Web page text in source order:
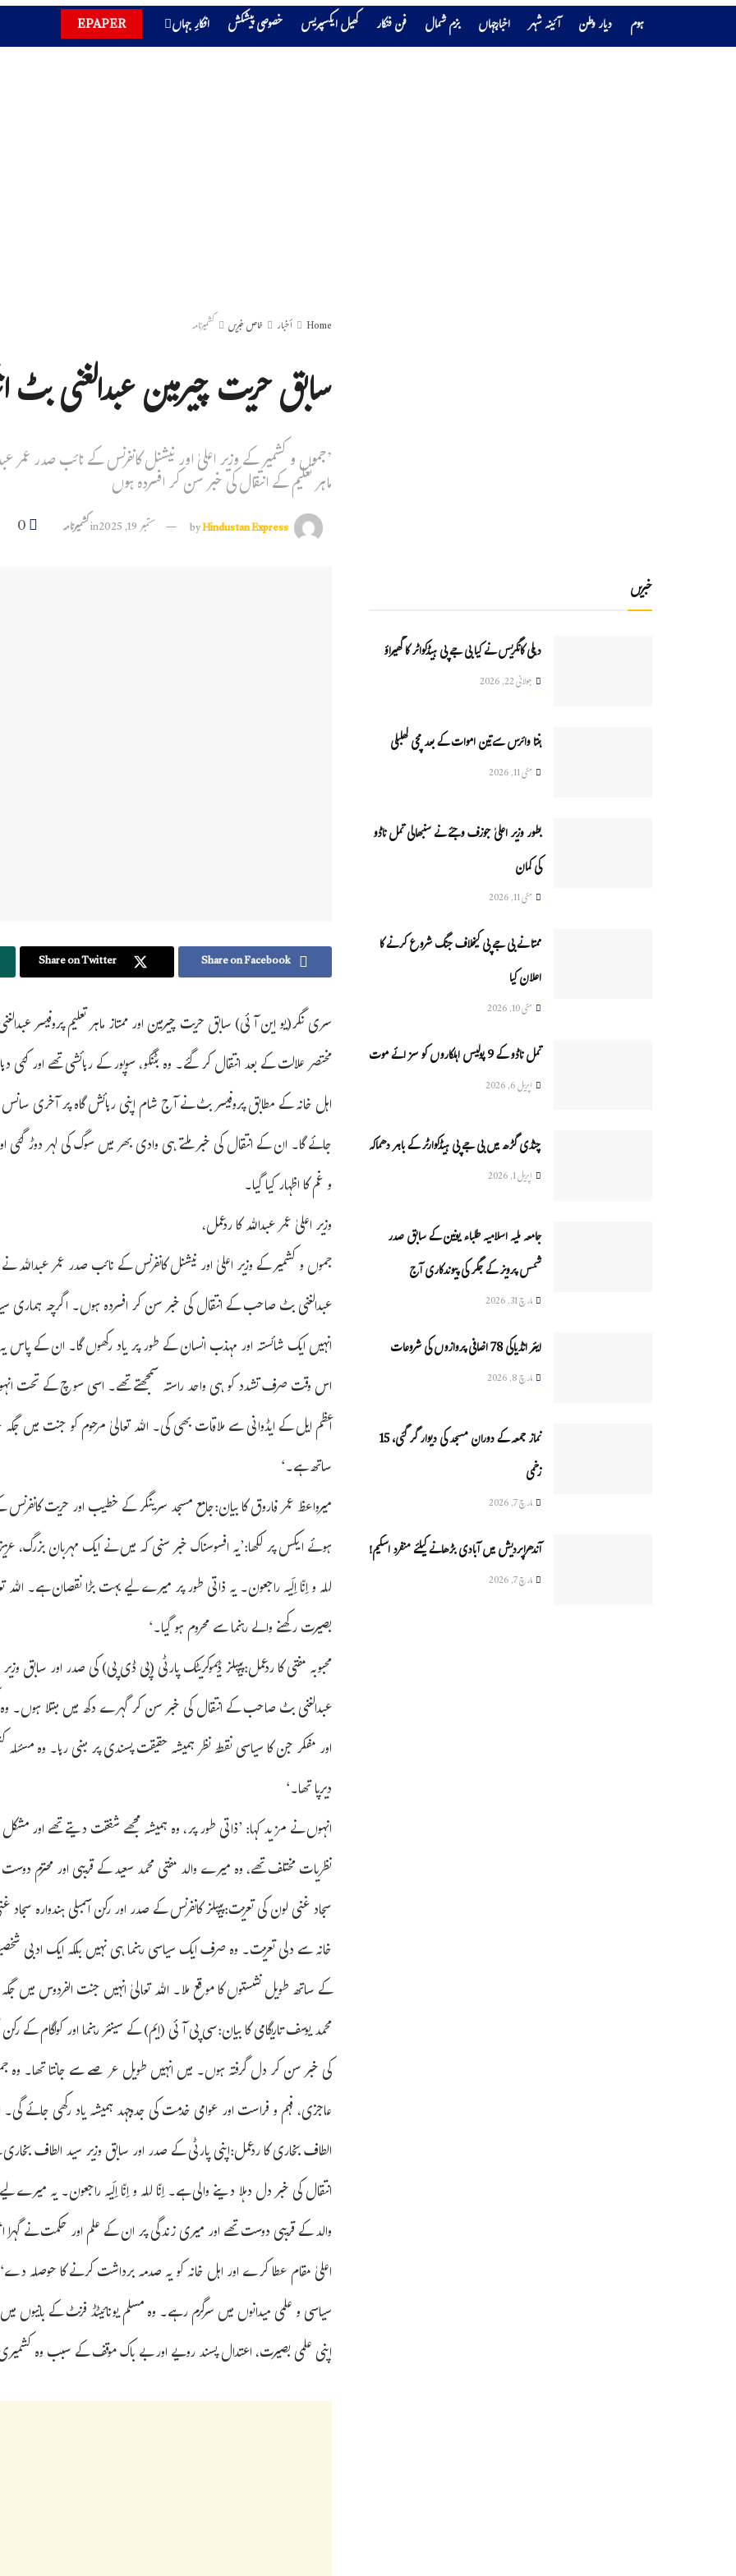
ہوم دیار وطن آئینہ شہر اخبارجہاں بزم شمال فن فنکار کھیل ایکسپریس خصوصی پیشکش افکارِ جہاں EPAPER
Home أخبار خاص خبریں کشمیرنامہ
سابق حریت چیرمین عبدالغنی بٹ
’جموں و کشمیر کے وزیر اعلیٰ اور نیشنل کانفرنس کے نائب صدر عمر
ماہر تعلیم کے انتقال کی خبر سن کر افسردہ ہوں
byHindustan Express ستمبر 19, 2025 inکشمیرنامہ
Share on Facebook
Share on Twitter
سری نگر(یو این آئی) سابق حریت چیرمین اور ممتاز ماہر تعلیم پروفیسر
مختصر علالت کے بعد انتقال کر گئے۔ وہ بٹنگو، سوپور کے رہائشی تھے اور
اہل خانہ کے مطابق پروفیسر بٹ نے آج شام اپنی رہائش گاہ پر آخری
جائے گا۔ ان کے انتقال کی خبر ملتے ہی وادی بھر میں سوگ کی لہر دوڑ
و غم کا اظہار کیا گیا۔
وزیر اعلیٰ عمر عبداللہ کا ردعمل،
جموں و کشمیر کے وزیر اعلیٰ اور نیشنل کانفرنس کے نائب صدر عمر عبداللہ نے
عبدالغنی بٹ صاحب کے انتقال کی خبر سن کر افسردہ ہوں۔ اگرچہ ہماری
انہیں ایک شائستہ اور مہذب انسان کے طور پر یاد رکھوں گا۔ ان کے
اس وقت صرف تشدد کو ہی واحد راستہ سمجھتے تھے۔ اسی سوچ کے تحت
اعظم ایل کے ایڈوانی سے ملاقات بھی کی۔ اللہ تعالیٰ مرحوم کو جنت میں
ساتھ ہے۔‘
میرواعظ عمر فاروق کا بیان:جامع مسجد سرینگر کے خطیب اور حریت
ہوئے ایکس پر لکھا:’یہ افسوسناک خبر سنی کہ میں نے ایک مہربان بزرگ،
للہ و اِنّا اِلَیہ راجعون۔ یہ ذاتی طور پر میرے لیے بہت بڑا نقصان ہے۔
بصیرت رکھنے والے رہنما سے محروم ہو گیا۔‘
محبوبہ مفتی کا ردعمل:پیپلز ڈیموکریٹک پارٹی (پی ڈی پی) کی صدر اور سابق
عبدالغنی بٹ صاحب کے انتقال کی خبر سن کر گہرے دکھ میں مبتلا ہوں۔
اور مفکر جن کا سیاسی نقطۂ نظر ہمیشہ حقیقت پسندی پر مبنی رہا۔ وہ
دیرپا تھا۔‘
انہوں نے مزید کہا: ’ذاتی طور پر، وہ ہمیشہ مجھے شفقت دیتے تھے اور
نظریات مختلف تھے، وہ میرے والد مفتی محمد سعید کے قریبی اور محترم
سجاد غنی لون کی تعزیت:پیپلز کانفرنس کے صدر اور رکن اسمبلی ہندوارہ
خانہ سے دلی تعزیت۔ وہ صرف ایک سیاسی رہنما ہی نہیں بلکہ ایک ادبی
کے ساتھ طویل نشستوں کا موقع ملا۔ اللہ تعالیٰ انہیں جنت الفردوس میں
محمد یوسف تاریگامی کا بیان:سی پی آئی (ایم) کے سینئر رہنما اور کولگام کے
کی خبر سن کر دل گرفتہ ہوں۔ میں انہیں طویل عرصے سے جانتا تھا۔ وہ
عاجزی، فہم و فراست اور عوامی خدمت کی جدوجہد ہمیشہ یاد رکھی جائے
الطاف بخاری کا ردعمل:اپنی پارٹی کے صدر اور سابق وزیر سید الطاف
انتقال کی خبر دل دہلا دینے والی ہے۔ اِنّا للہ و اِنّا اِلَیہ راجعون۔ یہ
والد کے قریبی دوست تھے اور میری زندگی پر ان کے علم اور حکمت نے گہرا
اعلیٰ مقام عطا کرے اور اہل خانہ کو یہ صدمہ برداشت کرنے کا حوصلہ
سیاسی و علمی میدانوں میں سرگرم رہے۔ وہ مسلم یونائیٹڈ فرنٹ کے
اپنی علمی بصیرت، اعتدال پسند رویے اور بے باک موقف کے سبب وہ
خبریں
دہلی کانگریس نے کیا بی جے پی ہیڈکواٹر کا گھیراؤ
جولائی 22, 2026
ہنتا وائرس سےتین اموات کے بعد مچی کھلبلی
مئی 11, 2026
بطور وزیر اعلیٰ جوزف وجئے نے سنبھالی تمل ناڈو
کی کمان
مئی 11, 2026
ممتا نے بی جے پی کیخلاف جنگ شروع کرنے کا
اعلان کیا
مئی 10, 2026
تمل ناڈو کے 9 پولیس اہلکاروں کو سزائے موت
اپریل 6, 2026
چنڈی گڑھ میں بی جے پی ہیڈکوارٹر کے باہر دھماکہ
اپریل 1, 2026
جامعہ ملیہ اسلامیہ طلباء یونین کے سابق صدر
شمس پرویز کے جگر کی پیوندکاری آج
مارچ 31, 2026
ایئر انڈیاکی 78 اضافی پروازوں کی شروعات
مارچ 8, 2026
نماز جمعہ کے دوران مسجد کی دیوار گر گئی، 15
زخمی
مارچ 7, 2026
آندھراپردیش میں آبادی بڑھانے کیلئے منفرد اسکیم!
مارچ 7, 2026